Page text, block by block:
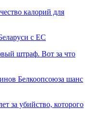
калорий для
с ЕС
штраф. Вот за что
Белкоопсоюза шанс
за убийство, которого